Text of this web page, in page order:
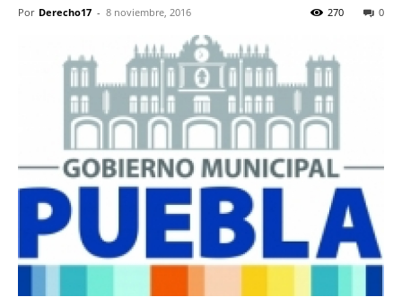
Por Derecho17 - 8 noviembre, 2016 0
270